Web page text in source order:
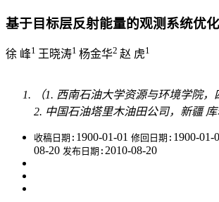
基于目标层反射能量的观测系统优
徐 峰1 王晓涛1 杨金华2 赵 虎1
（1. 西南石油大学资源与环境学院，
2. 中国石油塔里木油田公司，新疆 库
收稿日期: 1900-01-01 修回日期: 1900-01-
08-20 发布日期: 2010-08-20